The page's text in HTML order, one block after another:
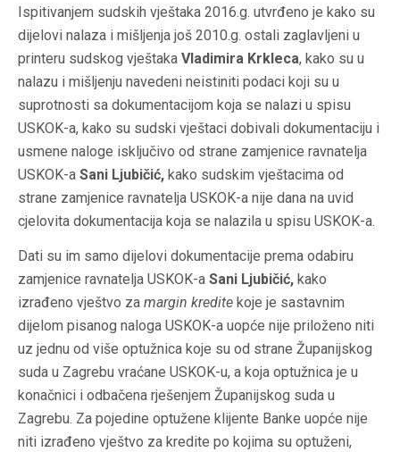
Ispitivanjem sudskih vještaka 2016.g. utvrđeno je kako su
dijelovi nalaza i mišljenja još 2010.g. ostali zaglavljeni u
printeru sudskog vještaka Vladimira Krkleca, kako su u
nalazu i mišljenju navedeni neistiniti podaci koji su u
suprotnosti sa dokumentacijom koja se nalazi u spisu
USKOK-a, kako su sudski vještaci dobivali dokumentaciju i
usmene naloge isključivo od strane zamjenice ravnatelja
USKOK-a Sani Ljubičić, kako sudskim vještacima od
strane zamjenice ravnatelja USKOK-a nije dana na uvid
cjelovita dokumentacija koja se nalazila u spisu USKOK-a.
Dati su im samo dijelovi dokumentacije prema odabiru
zamjenice ravnatelja USKOK-a Sani Ljubičić, kako
izrađeno vještvo za margin kredite koje je sastavnim
dijelom pisanog naloga USKOK-a uopće nije priloženo niti
uz jednu od više optužnica koje su od strane Županijskog
suda u Zagrebu vraćane USKOK-u, a koja optužnica je u
konačnici i odbačena rješenjem Županijskog suda u
Zagrebu. Za pojedine optužene klijente Banke uopće nije
niti izrađeno vještvo za kredite po kojima su optuženi,